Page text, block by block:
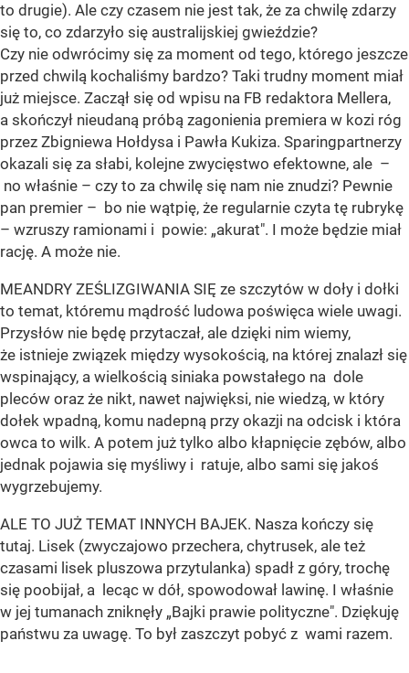
to drugie). Ale czy czasem nie jest tak, że za chwilę zdarzy
się to, co zdarzyło się australijskiej gwieździe?
Czy nie odwrócimy się za moment od tego, którego jeszcze
przed chwilą kochaliśmy bardzo? Taki trudny moment miał
już miejsce. Zaczął się od wpisu na FB redaktora Mellera,
a skończył nieudaną próbą zagonienia premiera w kozi róg
przez Zbigniewa Hołdysa i Pawła Kukiza. Sparingpartnerzy
okazali się za słabi, kolejne zwycięstwo efektowne, ale –
no właśnie – czy to za chwilę się nam nie znudzi? Pewnie
pan premier – bo nie wątpię, że regularnie czyta tę rubrykę
– wzruszy ramionami i powie: „akurat". I może będzie miał
rację. A może nie.
MEANDRY ZEŚLIZGIWANIA SIĘ ze szczytów w doły i dołki
to temat, któremu mądrość ludowa poświęca wiele uwagi.
Przysłów nie będę przytaczał, ale dzięki nim wiemy,
że istnieje związek między wysokością, na której znalazł się
wspinający, a wielkością siniaka powstałego na dole
pleców oraz że nikt, nawet najwięksi, nie wiedzą, w który
dołek wpadną, komu nadepną przy okazji na odcisk i która
owca to wilk. A potem już tylko albo kłapnięcie zębów, albo
jednak pojawia się myśliwy i ratuje, albo sami się jakoś
wygrzebujemy.
ALE TO JUŻ TEMAT INNYCH BAJEK. Nasza kończy się
tutaj. Lisek (zwyczajowo przechera, chytrusek, ale też
czasami lisek pluszowa przytulanka) spadł z góry, trochę
się poobijał, a lecąc w dół, spowodował lawinę. I właśnie
w jej tumanach zniknęły „Bajki prawie polityczne". Dziękuję
państwu za uwagę. To był zaszczyt pobyć z wami razem.